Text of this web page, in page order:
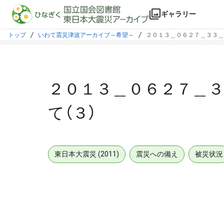
本文に飛ぶ
ギャラリー
トップ いわて震災津波アーカイブ～希望～ ２０１３＿０６２７＿３３
２０１３＿０６２７
て（３）
東日本大震災 (2011) 震災への備え 被災状況